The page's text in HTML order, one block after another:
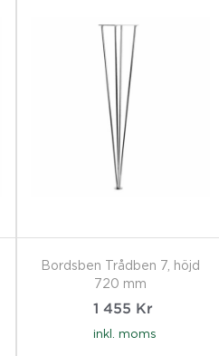
Bordsben Trådben 7, höjd
720 mm
1 455 Kr
inkl. moms